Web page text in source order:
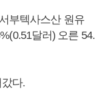
부텍사스산 원유
달러) 오른 54.
다.